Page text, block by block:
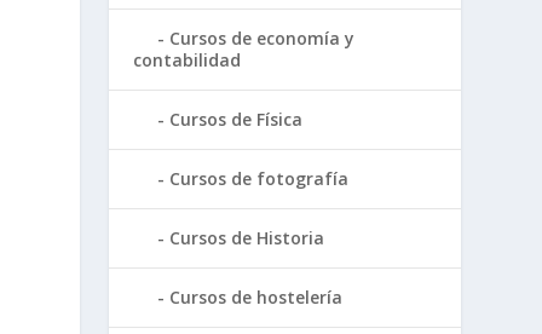
Cursos de economía y
contabilidad
Cursos de Física
Cursos de fotografía
Cursos de Historia
Cursos de hostelería